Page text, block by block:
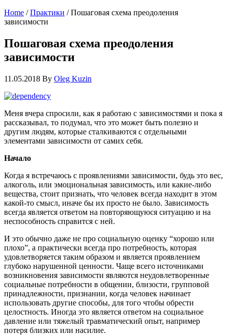
Home / Практики /Пошаговая схема преодоления
зависимости
Пошаговая схема преодоления
зависимости
11.05.2018 By Oleg Kuzin
Меня вчера спросили, как я работаю с зависимостями и пока я
рассказывал, то подумал, что это может быть полезно и
другим людям, которые сталкиваются с отдельными
элементами зависимоcти от самих себя.
Начало
Когда я встречаюсь с проявлениями зависимости, будь это вес,
алкоголь, или эмоциональная зависимость, или какие-либо
вещества, стоит признать, что человек всегда находит в этом
какой-то смысл, иначе бы их просто не было. Зависимость
всегда является ответом на повторяющуюся ситуацию и на
неспособность справится с ней.
И это обычно даже не про социальную оценку “хорошо или
плохо”, а практически всегда про потребность, которая
удовлетворяется таким образом и является проявлением
глубоко нарушенной ценности. Чаще всего источниками
возникновения зависимости являются неудовлетворенные
социальные потребности в общении, близости, групповой
принадлежности, признании, когда человек начинает
использовать другие способы, для того чтобы обрести
целостность. Иногда это является ответом на социальное
давление или тяжелый травматический опыт, например
потеря близких или насилие.